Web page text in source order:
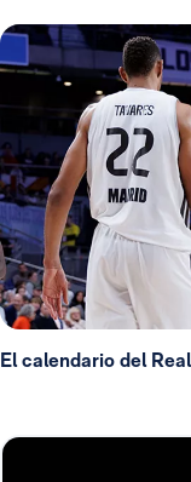
El calendario del